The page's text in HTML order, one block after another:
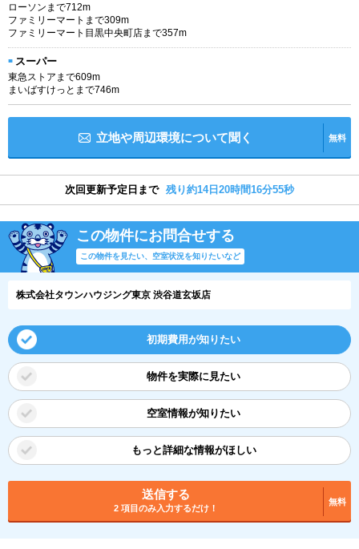
ローソンまで712m
ファミリーマートまで309m
ファミリーマート目黒中央町店まで357m
スーパー
東急ストアまで609m
まいばすけっとまで746m
立地や周辺環境について聞く 無料
次回更新予定日まで 残り約14日20時間16分55秒
この物件にお問合せする
この物件を見たい、空室状況を知りたいなど
株式会社タウンハウジング東京 渋谷道玄坂店
初期費用が知りたい
物件を実際に見たい
空室情報が知りたい
もっと詳細な情報がほしい
送信する
2 項目のみ入力するだけ！
無料